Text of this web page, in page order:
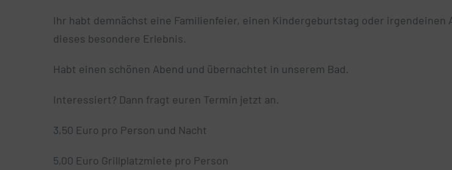
Ihr habt demnächst eine Familienfeier, einen Kindergeburtstag oder irgendeinen
dieses besondere Erlebnis.
Habt einen schönen Abend und übernachtet in unserem Bad.
Interessiert? Dann fragt euren Termin jetzt an.
3,50 Euro pro Person und Nacht
5,00 Euro Grillplatzmiete pro Person